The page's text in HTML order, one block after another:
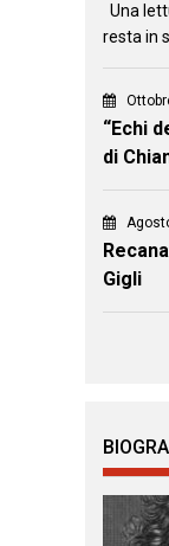
Una
resta in
“Echi
di
Gigli